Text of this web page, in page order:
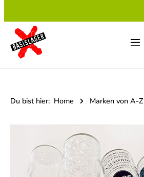
Du bist hier: Home Marken von A-Z